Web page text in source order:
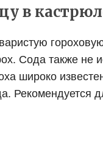
в
Сода также не
широко
Рекомендуется